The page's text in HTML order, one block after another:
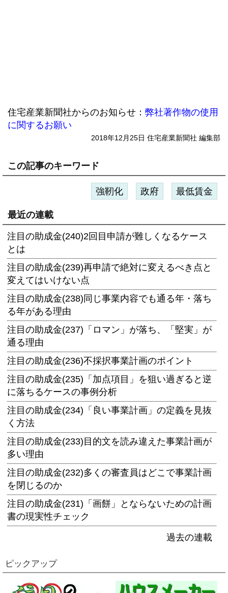
住宅産業新聞社からのお知らせ： 弊社著作物の使用
に関するお願い
2018年12月25日 住宅産業新聞社 編集部
この記事のキーワード
強靭化 政府 最低賃金
最近の連載
注目の助成金(240)2回目申請が難しくなるケース
とは
注目の助成金(239)再申請で絶対に変えるべき点と
変えてはいけない点
注目の助成金(238)同じ事業内容でも通る年・落ち
る年がある理由
注目の助成金(237)「ロマン」が落ち、「堅実」が
通る理由
注目の助成金(236)不採択事業計画のポイント
注目の助成金(235)「加点項目」を狙い過ぎると逆
に落ちるケースの事例分析
注目の助成金(234)「良い事業計画」の定義を見抜
く方法
注目の助成金(233)目的文を読み違えた事業計画が
多い理由
注目の助成金(232)多くの審査員はどこで事業計画
を閉じるのか
注目の助成金(231)「画餅」とならないための計画
書の現実性チェック
過去の連載
ピックアップ